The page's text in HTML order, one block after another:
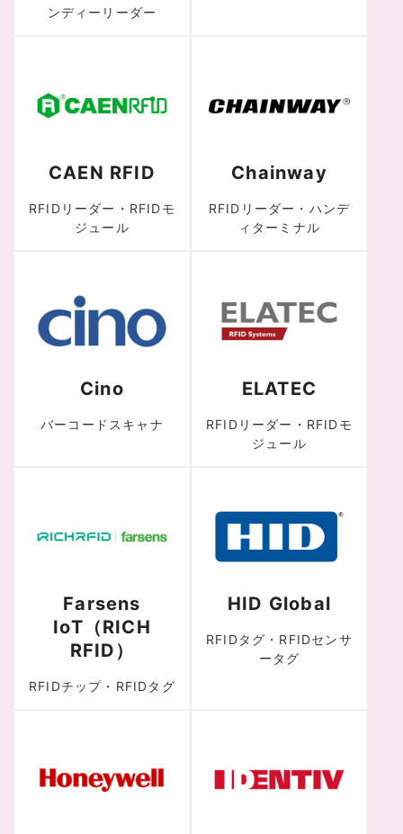
ンディーリーダー
CAEN RFID
RFIDリーダー・RFIDモ
ジュール
Chainway
RFIDリーダー・ハンデ
ィターミナル
Cino
バーコードスキャナ
ELATEC
RFIDリーダー・RFIDモ
ジュール
Farsens
IoT（RICH
RFID）
RFIDチップ・RFIDタグ
HID Global
RFIDタグ・RFIDセンサ
ータグ